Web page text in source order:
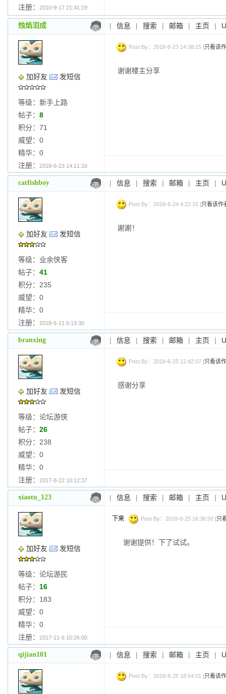
注册：
2010-9-17 21:41:19
烛焰泪成 | 信息 | 搜索 | 邮箱 | 主页 |
加好友 发短信
等级：新手上路
帖子： 8
积分：71
威望：0
精华：0
注册：
2018-6-23 14:11:16
Post By：2018-6-23 14:38:15 [只看该
谢谢楼主分享
catfishboy | 信息 | 搜索 | 邮箱 | 主页 |
加好友 发短信
等级：业余侠客
帖子： 41
积分：235
威望：0
精华：0
注册：
2018-6-11 0:13:30
Post By：2018-6-24 4:22:15 [只看该作
謝謝！
branxing | 信息 | 搜索 | 邮箱 | 主页 |
加好友 发短信
等级：论坛游侠
帖子： 26
积分：238
威望：0
精华：0
注册：
2017-8-22 10:12:37
Post By：2018-6-25 12:42:07 [只看该
感谢分享
xiaotu_123 | 信息 | 搜索 | 邮箱 | 主页 |
加好友 发短信
等级：论坛游民
帖子： 16
积分：183
威望：0
精华：0
注册：
2017-11-6 10:26:00
下来 Post By：2018-6-25 16:36:50 [只
谢谢提供！下了试试。
qijian101 | 信息 | 搜索 | 邮箱 | 主页 |
Post By：2018-6-25 18:54:01 [只看该